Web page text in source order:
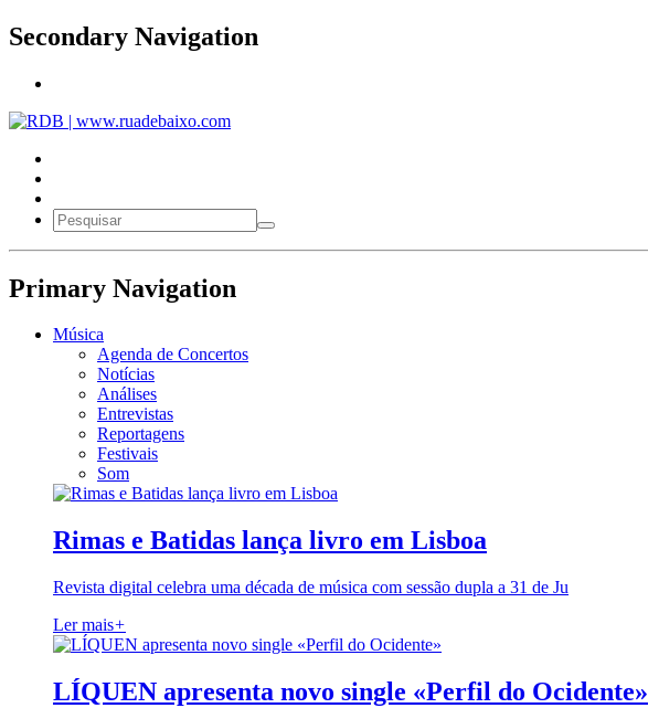
Secondary Navigation
Primary Navigation
Música
Agenda de Concertos
Notícias
Análises
Entrevistas
Reportagens
Festivais
Som
Rimas e Batidas lança livro em Lisboa
Revista digital celebra uma década de música com sessão dupla a 31 de Ju
Ler mais+
LÍQUEN apresenta novo single «Perfil do Ocidente»